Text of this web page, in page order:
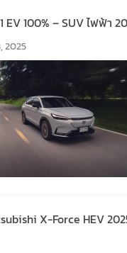
EV 100% – SUV ไฟฟ้า
2025
X-Force HEV